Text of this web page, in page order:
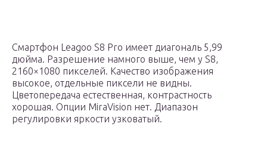
Смартфон Leagoo S8 Pro имеет диагональ 5,99
дюйма. Разрешение намного выше, чем у S8,
2160×1080 пикселей. Качество изображения
высокое, отдельные пиксели не видны.
Цветопередача естественная, контрастность
хорошая. Опции MiraVision нет. Диапазон
регулировки яркости узковатый.